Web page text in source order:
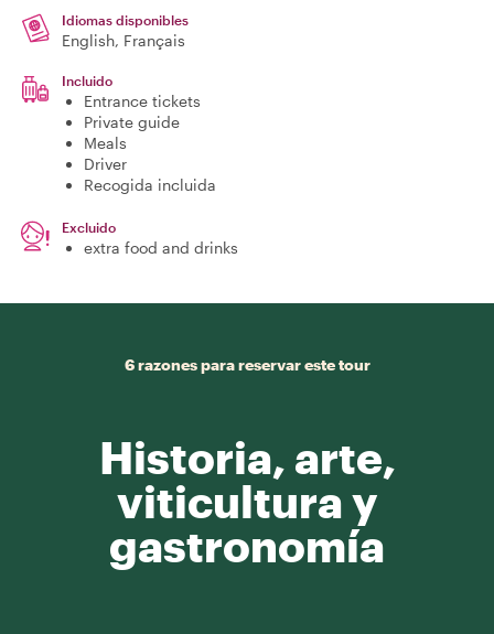
Idiomas disponibles
English, Français
Incluido
Entrance tickets
Private guide
Meals
Driver
Recogida incluida
Excluido
extra food and drinks
6 razones para reservar este tour
Historia, arte,
viticultura y
gastronomía